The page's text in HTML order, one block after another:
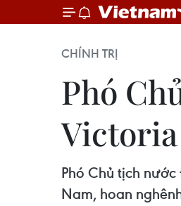
CHÍNH TRỊ
Phó
Victoria
Phó Chủ tịch
Nam, hoan